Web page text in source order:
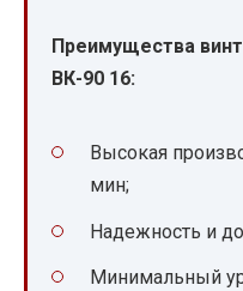
Преимущества
ВК-90 16:
Высокая
мин;
Надежность и
Минимальный